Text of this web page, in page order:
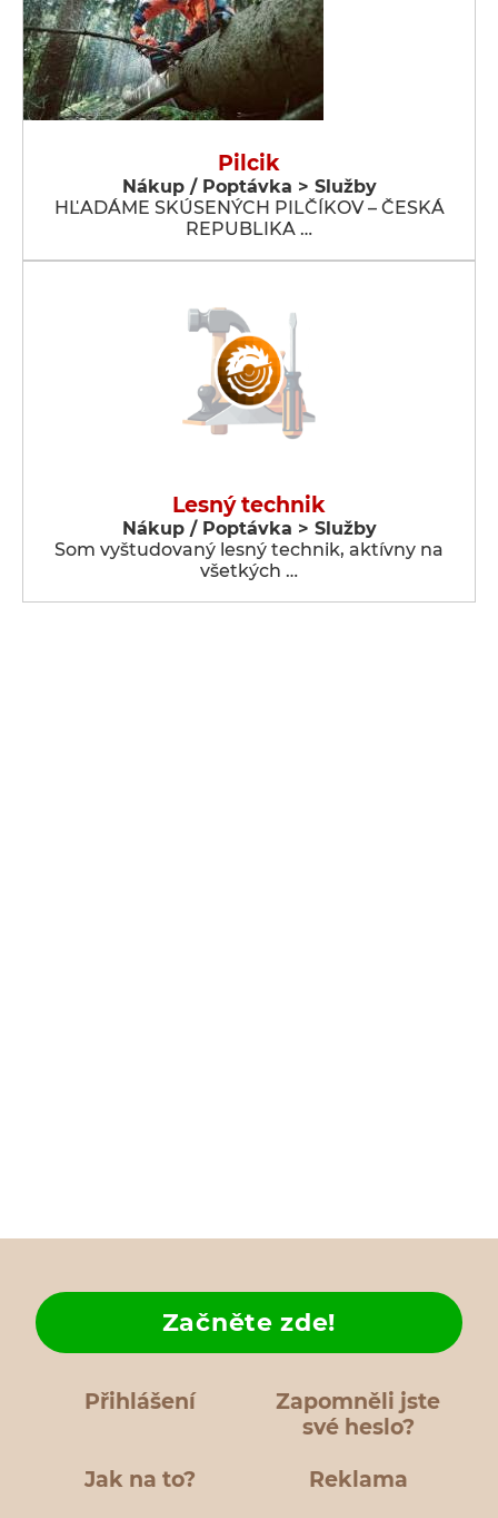
Pilcik
Nákup / Poptávka > Služby
HĽADÁME SKÚSENÝCH PILČÍKOV – ČESKÁ
REPUBLIKA …
Lesný technik
Nákup / Poptávka > Služby
Som vyštudovaný lesný technik, aktívny na
všetkých …
Přihlášení
Zapomněli jste
své heslo?
Jak na to?
Začněte zde!
Reklama